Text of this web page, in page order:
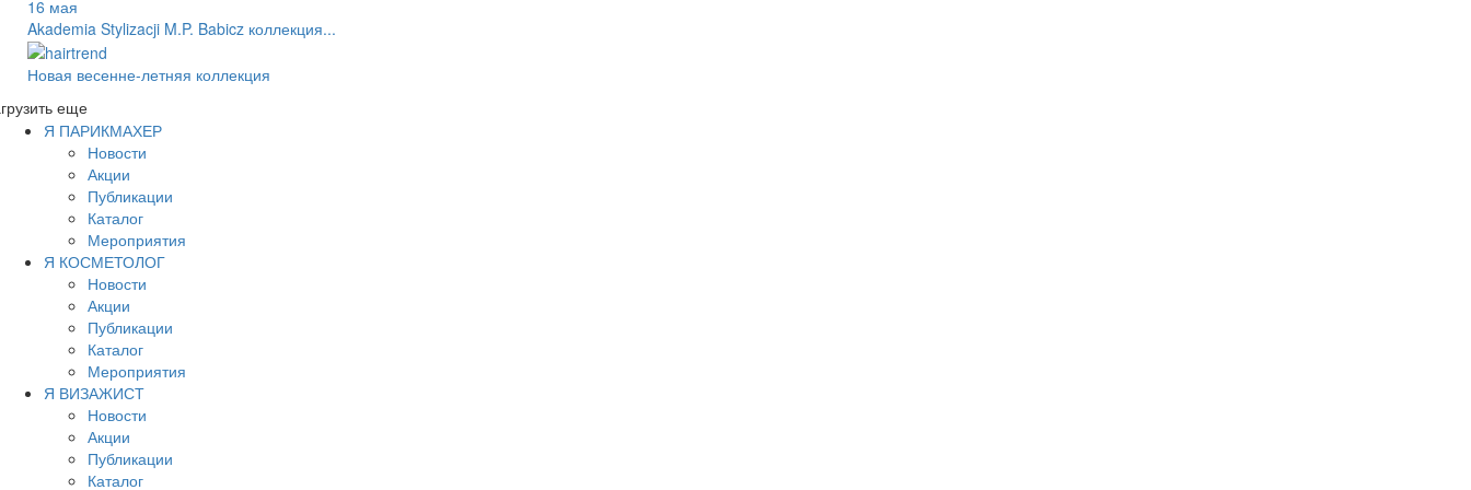
16 мая
Akademia Stylizacji M.P. Babicz коллекция...
Новая весенне-летняя коллекция
еще
Я ПАРИКМАХЕР
Новости
Акции
Публикации
Каталог
Мероприятия
Я КОСМЕТОЛОГ
Новости
Акции
Публикации
Каталог
Мероприятия
Я ВИЗАЖИСТ
Новости
Акции
Публикации
Каталог